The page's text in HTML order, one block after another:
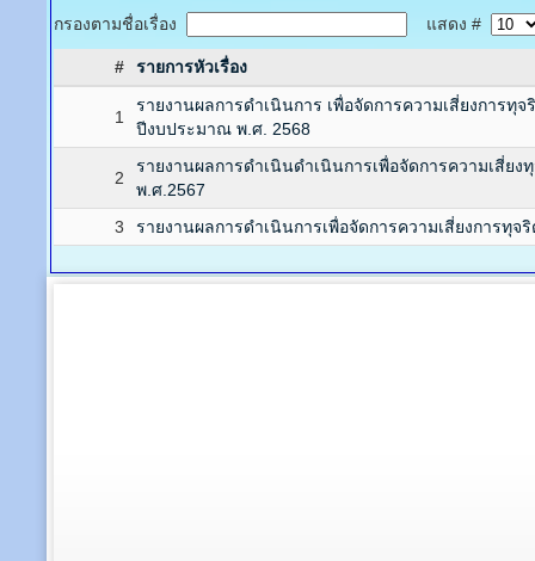
กรองตามชื่อเรื่อง แสดง #
# รายการหัวเรื่อง
1
รายงานผลการดำเนินการ เพื่อจัดการความเสี่ยงการทุ
ปีงบประมาณ พ.ศ. 2568
2
รายงานผลการดำเนินดำเนินการเพื่อจัดการความเสี่ย
พ.ศ.2567
3
รายงานผลการดำเนินการเพื่อจัดการความเสี่ยงการทุ